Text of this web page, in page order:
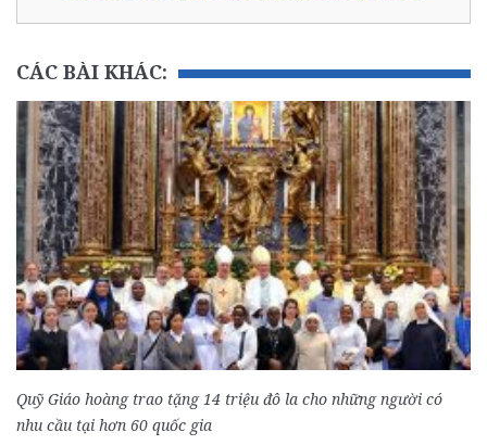
CÁC BÀI KHÁC:
Quỹ Giáo hoàng trao tặng 14 triệu đô la cho những người có
nhu cầu tại hơn 60 quốc gia